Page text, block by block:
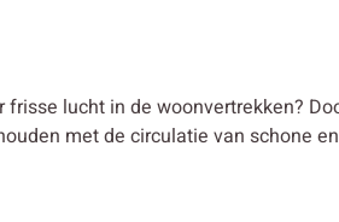
lucht in de woonvertrekken?
met de circulatie van schone